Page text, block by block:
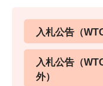
入札公告（
入札公告（
外）